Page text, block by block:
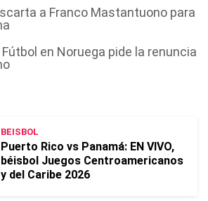
a Franco Mastantuono para
en Noruega pide la renuncia
BEISBOL
Puerto Rico vs Panamá: EN VIVO,
béisbol Juegos Centroamericanos
y del Caribe 2026